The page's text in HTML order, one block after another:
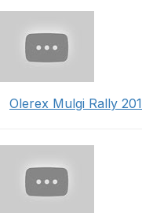
Olerex Mulgi Rally